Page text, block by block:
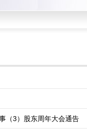
（3）股东周年大会通告